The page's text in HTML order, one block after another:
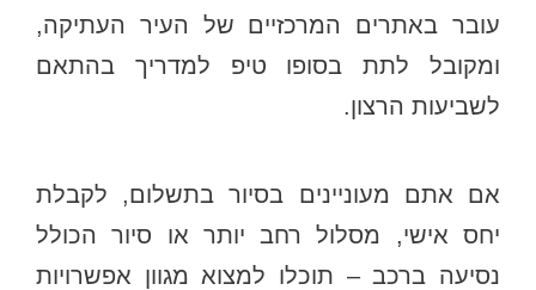
עובר באתרים המרכזיים של העיר העתיקה,
ומקובל לתת בסופו טיפ למדריך בהתאם
לשביעות הרצון.
אם אתם מעוניינים בסיור בתשלום, לקבלת
יחס אישי, מסלול רחב יותר או סיור הכולל
נסיעה ברכב – תוכלו למצוא מגוון אפשרויות